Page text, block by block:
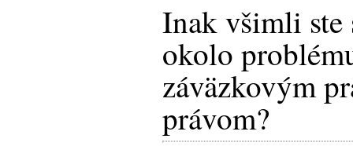
Inak všimli ste
okolo
záväzkovým
právom?